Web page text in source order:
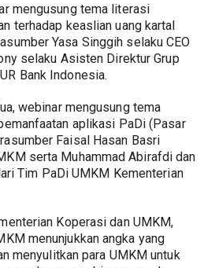
mengusung tema literasi
terhadap keaslian uang kartal
Yasa Singgih selaku CEO
selaku Asisten Direktur Grup
Bank Indonesia.
webinar mengusung tema
aplikasi PaDi (Pasar
Faisal Hasan Basri
serta Muhammad Abirafdi dan
Tim PaDi UMKM Kementerian
Koperasi dan UMKM,
menunjukkan angka yang
menyulitkan para UMKM untuk